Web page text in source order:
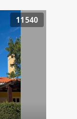
11540